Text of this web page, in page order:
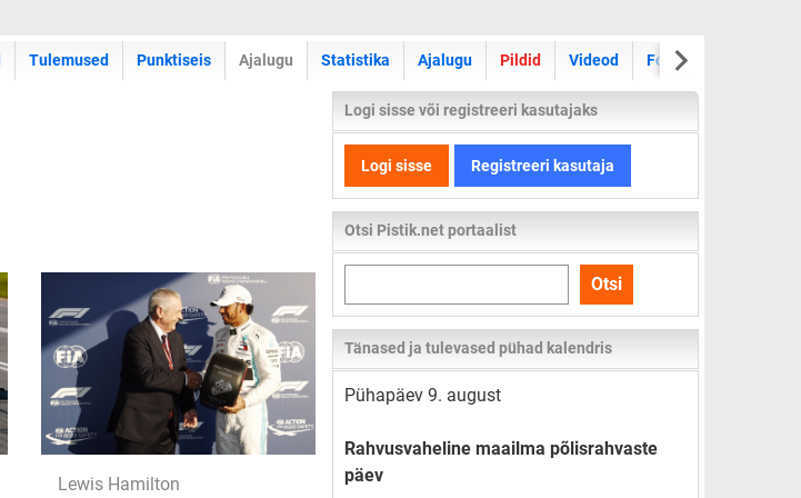
Tulemused Punktiseis Ajalugu Statistika Ajalugu Pildid Videod Foorum
Lewis Hamilton
Logi sisse või registreeri kasutajaks
Logi sisse Registreeri kasutaja
Otsi Pistik.net portaalist
kogu
lehelt
Otsi
Tänased ja tulevased pühad kalendris
Pühapäev 9. august
Rahvusvaheline maailma põlisrahvaste
päev